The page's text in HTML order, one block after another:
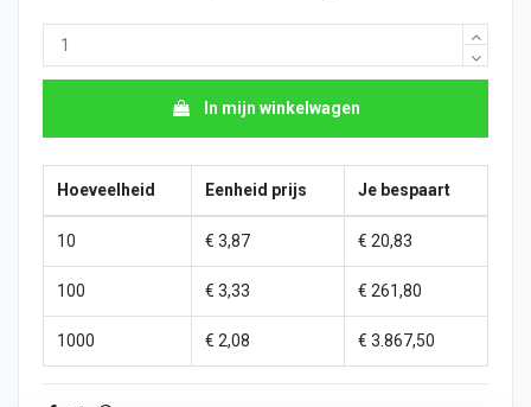
In mijn winkelwagen
Hoeveelheid Eenheid prijs Je bespaart
10 € 3,87 € 20,83
100 € 3,33 € 261,80
1000 € 2,08 € 3.867,50